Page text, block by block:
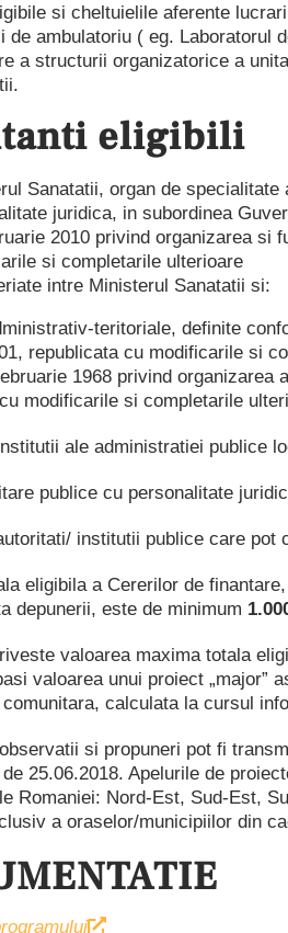
si cheltuielile aferente
de ambulatoriu ( eg. Laboratorul
a structurii organizatorice a
eligibili
Sanatatii, organ de
juridica, in subordinea
2010 privind organizarea si
si completarile ulterioare
intre Ministerul Sanatatii si:
teritoriale, definite
republicata cu modificarile si
1968 privind organizarea
modificarile si completarile
ale administratiei publice
publice cu personalitate
institutii publice care pot
eligibila a Cererilor de
depunerii, este de minimum
valoarea maxima totala
valoarea unui proiect „major”
calculata la cursul
si propuneri pot fi
25.06.2018. Apelurile de
Romaniei: Nord-Est, Sud-Est,
a oraselor/municipiilor din